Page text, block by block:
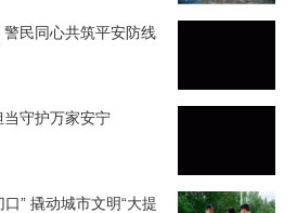
民同心共筑平安防线
守护万家安宁
” 撬动城市文明“大提